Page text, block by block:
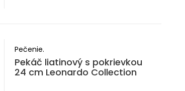
Pečenie.
Pekáč liatinový s pokrievkou
24 cm Leonardo Collection